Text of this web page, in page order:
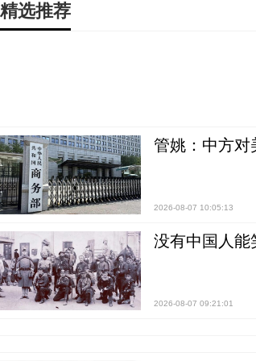
精选推荐
管姚：中方对
2026-08-07 10:05:13
没有中国人能
2026-08-07 09:21:01